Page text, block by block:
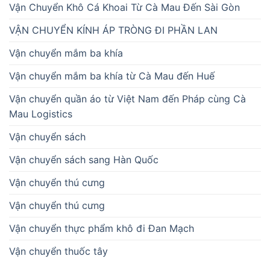
Vận Chuyển Khô Cá Khoai Từ Cà Mau Đến Sài Gòn
VẬN CHUYỂN KÍNH ÁP TRÒNG ĐI PHẦN LAN
Vận chuyển mắm ba khía
Vận chuyển mắm ba khía từ Cà Mau đến Huế
Vận chuyển quần áo từ Việt Nam đến Pháp cùng Cà
Mau Logistics
Vận chuyển sách
Vận chuyển sách sang Hàn Quốc
Vận chuyển thú cưng
Vận chuyển thú cưng
Vận chuyển thực phẩm khô đi Đan Mạch
Vận chuyển thuốc tây